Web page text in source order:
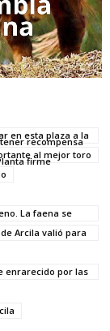
en esta plaza a la
recompensa
al mejor toro
firme
La faena se
Arcila valió para
enrarecido por las